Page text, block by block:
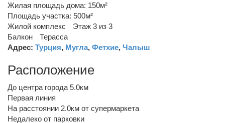
Жилая площадь дома: 150м²
Площадь участка: 500м²
Жилой комплекс
Этаж 3 из 3
Балкон
Терасса
Адрес: Турция, Мугла, Фетхие, Чалыш
Расположение
До центра города 5.0км
Первая линия
На расстоянии 2.0км от супермаркета
Недалеко от парковки